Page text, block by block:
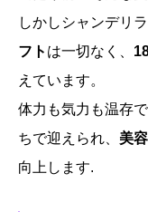
しかしシャンデリラ
フト は一切なく、
えています。
体力も気力も温存
ちで迎えられ、 美
向上します.